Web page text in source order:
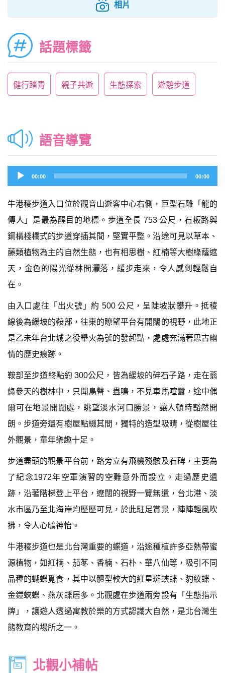
相片
話題標籤
健行踏青 親子共遊 生態探索 遊憩步道
語音導覽
Audio
Player
00:00 00:00
牛港稜步道入口位於觀音山遊客中心右側，巨型石雕「龍的
傳人」是最為醒目的地標。步道全長 753 公尺，石板路與
鋼構棧橋式的步道穿插其間，堅實平整。沿途可見以草本、
藤類植物為主的自然生態，也有相思樹、紅楠等大樹綠蔭遮
天，金色的陽光從林間灑落，緩步走來，令人感到輕鬆自
在。
由入口處往「出火號」約 500 公尺，呈陡坡狀攀升。抵稜
線後為緩坡的鞍部，往東的瞭望平台有開闊的視野，此地正
是乙未年台北城之役舉火為號的發起點，處處充滿著思古幽
情的歷史痕跡。
鞍部至步道終點約 300公尺，皆為緩坡的碎石子路，走在蓊
綠參天的樹林中，只聞鳥聲、蟲鳴，不見車馬喧囂，途中偶
爾可在地景開闊處，眺望淡水河口勝景，讓人頓時豁然開
朗。步道旁還有樹屋點綴其間，獨特的造型吸睛，從樹屋往
外觀景，童年樂趣十足。
步道盡頭的觀景平台前，路旁立有飛機殘骸及石碑，主要為
了紀念1972年空軍演習的空難意外而設立。走過歷史遺
跡，沿著階梯登上平台，遼闊的視野一覽無遺，台北港、淡
水市區乃至北海岸均歷歷可見，於此駐足賞景，陣陣輕風吹
拂，令人心曠神怡。
牛港稜步道也是北台灣重要的蝶道，沿途種植許多亞熱帶蜜
源植物，如紅楠、茄苳、香楠、石朴、華八仙等，吸引不同
品種的蝴蝶覓食，其中以體型較大的紅星斑蛺蝶、豹紋蝶、
金鎧蛺蝶、燕灰蝶居多。北觀處在步道兩旁設有「生態指示
牌」，讓遊人透過寓教於樂的方式認識大自然，是北台灣生
態教育的場所之一。
北觀小補帖